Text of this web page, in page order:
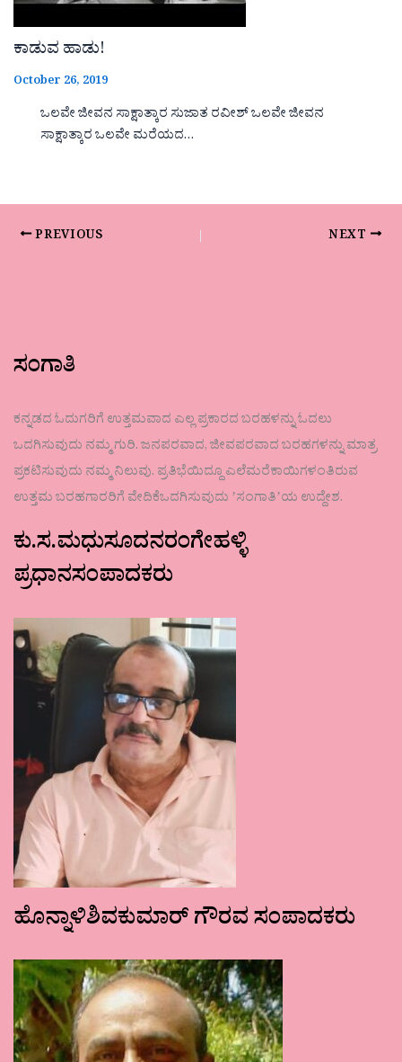
ಕಾಡುವ ಹಾಡು!
October 26, 2019
ಒಲವೇ ಜೀವನ ಸಾಕ್ಷಾತ್ಕಾರ ಸುಜಾತ ರವೀಶ್ ಒಲವೇ ಜೀವನ
ಸಾಕ್ಷಾತ್ಕಾರ ಒಲವೇ ಮರೆಯದ…
PREVIOUS NEXT
ಸಂಗಾತಿ
ಕನ್ನಡದ ಓದುಗರಿಗೆ ಉತ್ತಮವಾದ ಎಲ್ಲ ಪ್ರಕಾರದ ಬರಹಳನ್ನು ಓದಲು
ಒದಗಿಸುವುದು ನಮ್ಮ ಗುರಿ. ಜನಪರವಾದ, ಜೀವಪರವಾದ ಬರಹಗಳನ್ನು ಮಾತ್ರ
ಪ್ರಕಟಿಸುವುದು ನಮ್ಮ ನಿಲುವು. ಪ್ರತಿಭೆಯಿದ್ದೂ ಎಲೆಮರೆಕಾಯಿಗಳಂತಿರುವ
ಉತ್ತಮ ಬರಹಗಾರರಿಗೆ ವೇದಿಕೆಒದಗಿಸುವುದು ʼಸಂಗಾತಿʼಯ ಉದ್ದೇಶ.
ಕು.ಸ.ಮಧುಸೂದನರಂಗೇಹಳ್ಳಿ
ಪ್ರಧಾನಸಂಪಾದಕರು
ಹೊನ್ನಾಳಿಶಿವಕುಮಾರ್ ಗೌರವ ಸಂಪಾದಕರು